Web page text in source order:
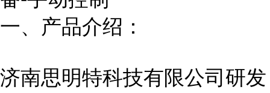
一、产品介绍：
济南思明特科技有限公司研发